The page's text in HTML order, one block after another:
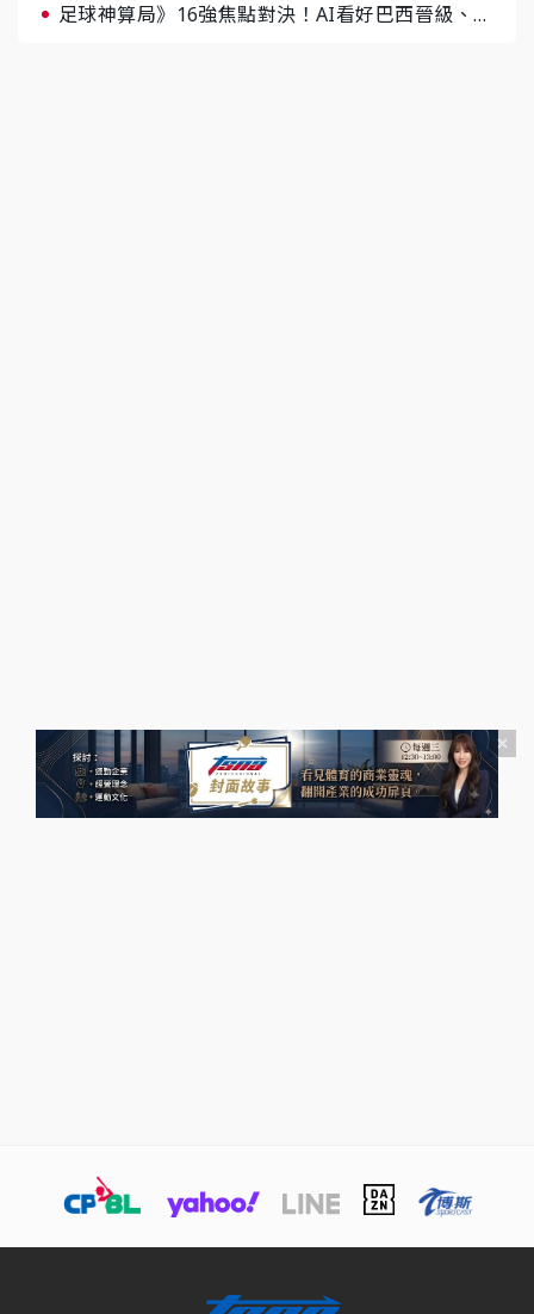
足球神算局》16強焦點對決！AI看好巴西晉級、數